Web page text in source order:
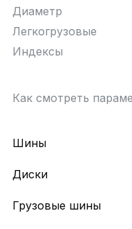
Диаметр
Легкогрузовые
Индексы
Как смотреть
Шины
Диски
Грузовые шины